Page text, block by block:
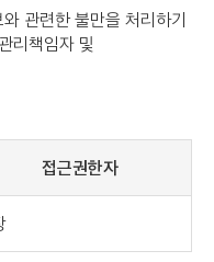
관련한 불만을 처리하기
리책임자 및
접근권한자